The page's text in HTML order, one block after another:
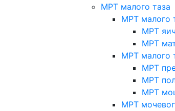
МРТ малого таза
МРТ малого
МРТ
МРТ
МРТ малого
МРТ
МРТ
МРТ
МРТ